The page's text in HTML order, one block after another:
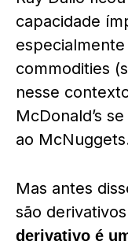
capacidade
commodities
nesse
McDonald’s
ao
Mas antes
são derivativos
derivativo é